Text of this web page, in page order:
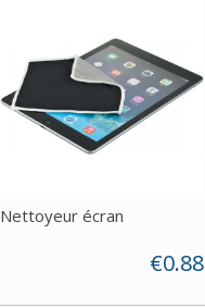
Nettoyeur écran
€0.88